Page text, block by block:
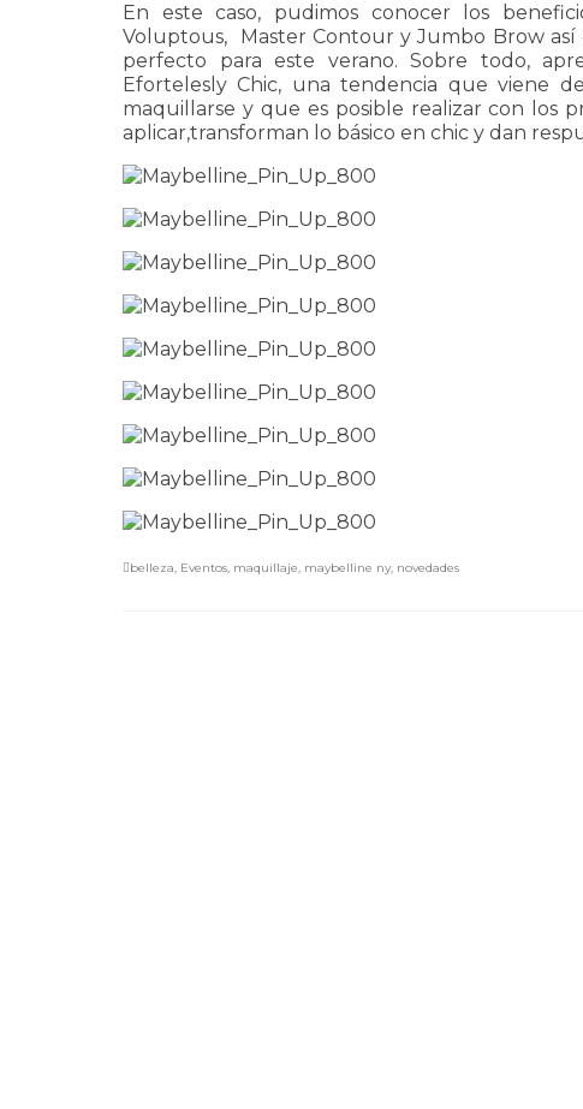
En este caso, pudimos conocer los
Voluptous, Master Contour y Jumbo Brow
perfecto para este verano. Sobre todo,
Efortelesly Chic, una tendencia que viene
maquillarse y que es posible realizar con los
aplicar,transforman lo básico en chic y dan
belleza, Eventos, maquillaje, maybelline ny, novedades